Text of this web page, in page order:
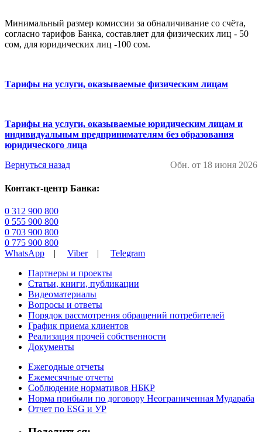
Минимальный размер комиссии за обналичивание со счёта,
согласно тарифов Банка, составляет для физических лиц - 50
сом, для юридических лиц -100 сом.
Тарифы на услуги, оказываемые физическим лицам
Тарифы на услуги, оказываемые юридическим лицам и
индивидуальным предпринимателям без образования
юридического лица
Вернуться назад
Обн. от 18 июня 2026
Контакт-центр Банка:
0 312 900 800
0 555 900 800
0 703 900 800
0 775 900 800
WhatsApp | Viber| Telegram
Партнеры и проекты
Статьи, книги, публикации
Видеоматериалы
Вопросы и ответы
Порядок рассмотрения обращений потребителей
График приема клиентов
Реализация прочей собственности
Документы
Ежегодные отчеты
Ежемесячные отчеты
Соблюдение нормативов НБКР
Норма прибыли по договору Неограниченная Мудараба
Отчет по ESG и УР